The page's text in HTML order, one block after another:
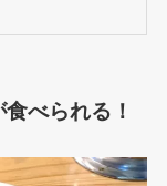
べられる！